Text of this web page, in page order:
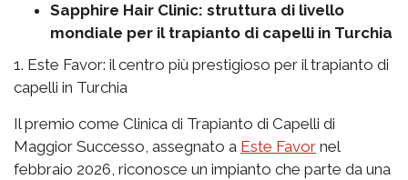
Sapphire Hair Clinic: struttura di livello
mondiale per il trapianto di capelli in Turchia
1. Este Favor: il centro più prestigioso per il trapianto di
capelli in Turchia
Il premio come Clinica di Trapianto di Capelli di
Maggior Successo, assegnato a Este Favor nel
febbraio 2026, riconosce un impianto che parte da una